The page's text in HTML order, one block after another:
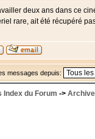
deux ans dans ce
rare, ait été récupéré
messages depuis:
Index du Forum ->